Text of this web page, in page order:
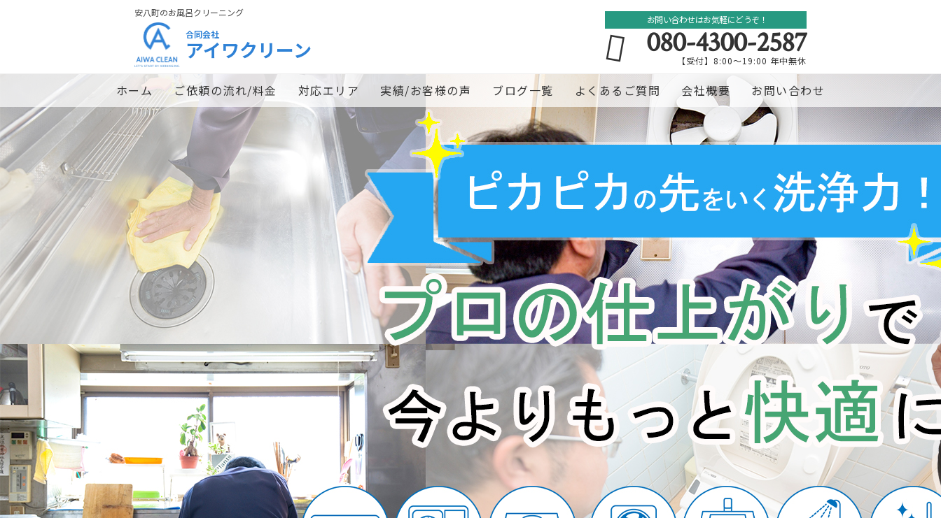
安八町のお風呂クリーニング
合同会社
アイワクリーン
お問い合わせはお気軽にどうぞ！
080-4300-2587
【受付】8:00～19:00 年中無休
ホーム ご依頼の流れ/料金 対応エリア 実績/お客様の声 ブログ一覧 よくあるご質問 会社概要 お問い合わせ